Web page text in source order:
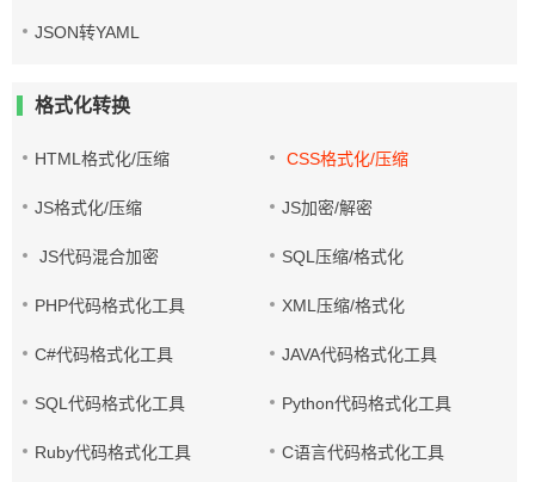
JSON转YAML
格式化转换
HTML格式化/压缩 CSS格式化/压缩
JS格式化/压缩 JS加密/解密
JS代码混合加密 SQL压缩/格式化
PHP代码格式化工具 XML压缩/格式化
C#代码格式化工具 JAVA代码格式化工具
SQL代码格式化工具 Python代码格式化工具
Ruby代码格式化工具 C语言代码格式化工具